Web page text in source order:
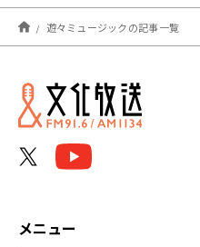
2026年08月
2026年07月
2026年06月
遊々ミュージックの記事一覧
メニュー